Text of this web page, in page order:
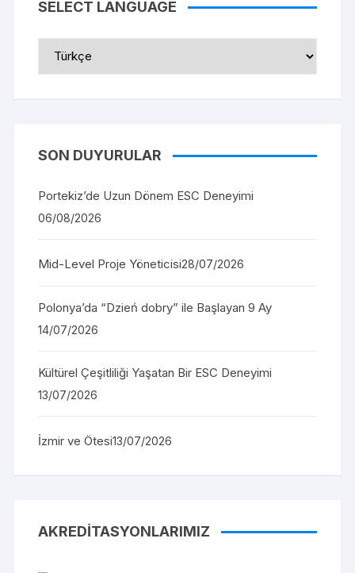
SELECT LANGUAGE
SON DUYURULAR
Portekiz’de Uzun Dönem ESC Deneyimi
06/08/2026
Mid-Level Proje Yöneticisi28/07/2026
Polonya’da “Dzień dobry” ile Başlayan 9 Ay
14/07/2026
Kültürel Çeşitliliği Yaşatan Bir ESC Deneyimi
13/07/2026
İzmir ve Ötesi13/07/2026
AKREDITASYONLARIMIZ